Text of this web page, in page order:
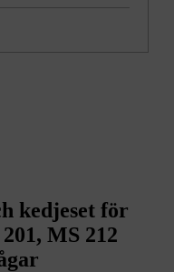
kedjeset för
MS 212